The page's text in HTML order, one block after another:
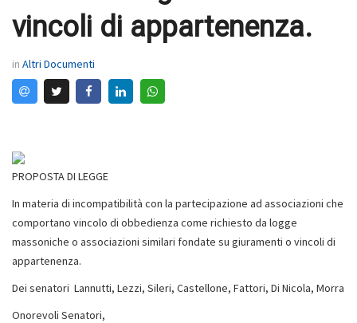
vincoli di appartenenza.
in Altri Documenti
PROPOSTA DI LEGGE
In materia di incompatibilità con la partecipazione ad associazioni che
comportano vincolo di obbedienza come richiesto da logge
massoniche o associazioni similari fondate su giuramenti o vincoli di
appartenenza.
Dei senatori Lannutti, Lezzi, Sileri, Castellone, Fattori, Di Nicola, Morra
Onorevoli Senatori,